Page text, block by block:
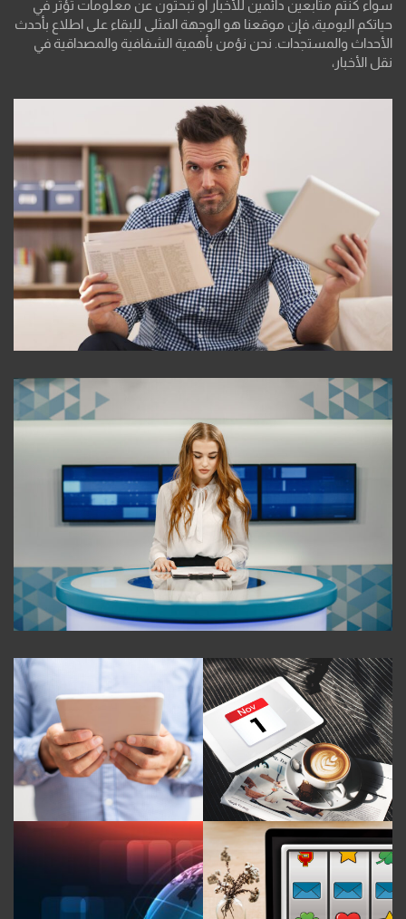
سواء كنتم متابعين دائمين للأخبار أو تبحثون عن معلومات تؤثر في
حياتكم اليومية، فإن موقعنا هو الوجهة المثلى للبقاء على اطلاع بأحدث
الأحداث والمستجدات. نحن نؤمن بأهمية الشفافية والمصداقية في
نقل الأخبار،